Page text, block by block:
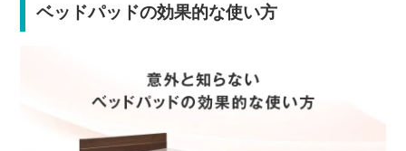
ベッドパッドの効果的な使い方